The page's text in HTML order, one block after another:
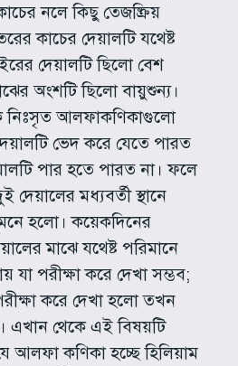
নলে কিছু তেজষ্ক্রিয়
কাচের দেয়ালটি যথেষ্ট
দেয়ালটি ছিলো বেশ
অংশটি ছিলো বায়ুশুন্য।
নিঃসৃত আলফাকণিকাগুলো
ভেদ করে যেতে পারত
পার হতে পারত না। ফলে
মধ্যবর্তী স্থানে
হলো। কয়েকদিনের
মাঝে যথেষ্ট পরিমানে
পরীক্ষা করে দেখা সম্ভব;
করে দেখা হলো তখন
এখান থেকে এই বিষয়টি
আলফা কণিকা হচ্ছে হিলিয়াম